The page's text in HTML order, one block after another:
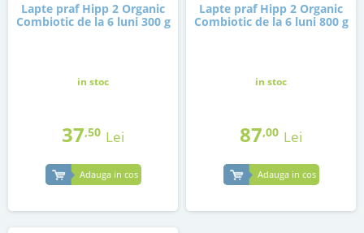
Lapte praf Hipp 2 Organic
Combiotic de la 6 luni 300 g
in stoc
37,50 Lei
Adauga in cos
Lapte praf Hipp 2 Organic
Combiotic de la 6 luni 800 g
in stoc
87,00 Lei
Adauga in cos